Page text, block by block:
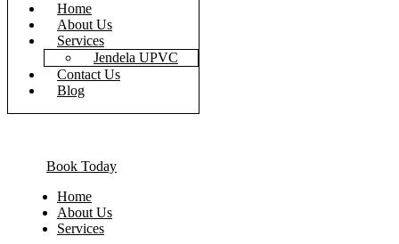
Home
About Us
Services
Jendela UPVC
Contact Us
Blog
Book Today
Home
About Us
Services